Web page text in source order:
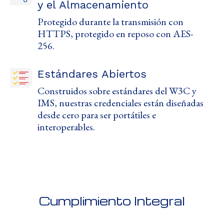
y el Almacenamiento
Protegido durante la transmisión con
HTTPS, protegido en reposo con AES-
256.
Estándares Abiertos
Construidos sobre estándares del W3C y
IMS, nuestras credenciales están diseñadas
desde cero para ser portátiles e
interoperables.
Cumplimiento Integral